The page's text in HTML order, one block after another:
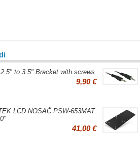
to 3.5" Bracket with screws
9,90 €
LCD NOSAČ PSW-653MAT
41,00 €